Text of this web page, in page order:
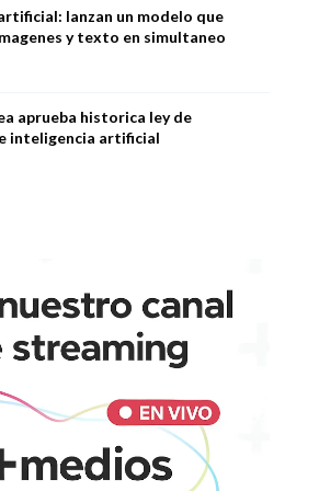
lanzan un modelo que
y texto en simultaneo
aprueba historica ley de
inteligencia artificial